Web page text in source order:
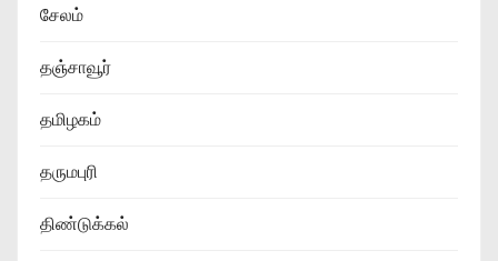
சேலம்
தஞ்சாவூர்
தமிழகம்
தருமபுரி
திண்டுக்கல்